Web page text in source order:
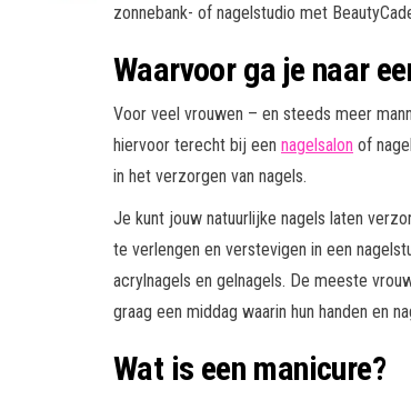
zonnebank- of nagelstudio met
Waarvoor ga je naar
Voor veel vrouwen – en steeds meer
hiervoor terecht bij een nagelsalon of
in het verzorgen van nagels.
Je kunt jouw natuurlijke nagels laten
te verlengen en verstevigen in een
acrylnagels en gelnagels. De meeste
graag een middag waarin hun handen en
Wat is een manicure?